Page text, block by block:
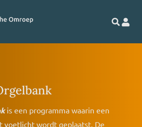
is een programma waarin een
voetlicht wordt geplaatst. De